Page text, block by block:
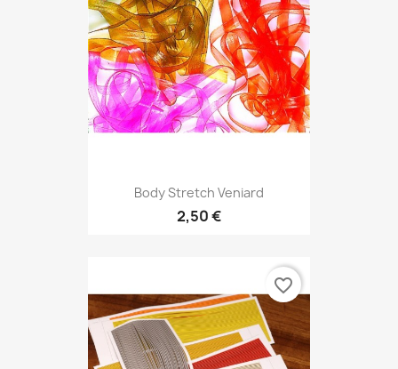
Body Stretch Veniard
2,50 €
favorite_border